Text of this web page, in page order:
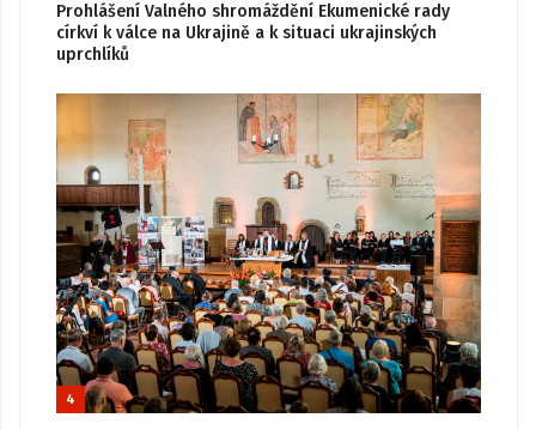
Prohlášení Valného shromáždění Ekumenické rady
církví k válce na Ukrajině a k situaci ukrajinských
uprchlíků
4